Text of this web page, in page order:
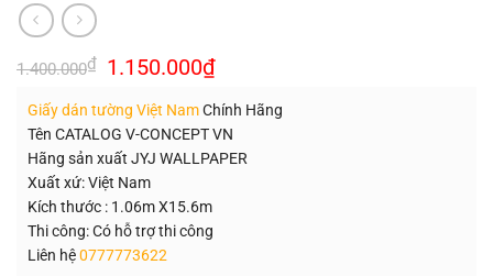
1.400.000₫ Giá
gốc
1.400.000₫.
1.150.000₫Giá
hiện
là:
1.150.000₫.
Giấy dán tường Việt NamChính Hãng
Tên CATALOG V-CONCEPT VN
Hãng sản xuất JYJ WALLPAPER
Xuất xứ: Việt Nam
Kích thước : 1.06m X15.6m
Thi công: Có hỗ trợ thi công
Liên hệ0777773622